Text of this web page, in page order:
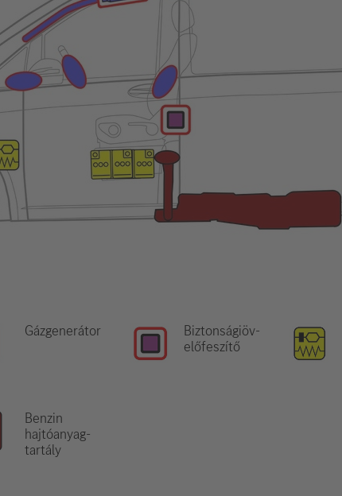
Gázgenerátor
Biztonságiöv-
előfeszítő
Benzin
hajtóanyag-
tartály